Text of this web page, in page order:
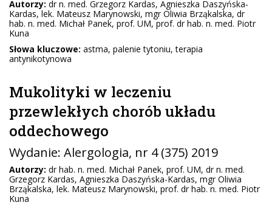
Autorzy: dr n. med. Grzegorz Kardas, Agnieszka Daszyńska-
Kardas, lek. Mateusz Marynowski, mgr Oliwia Brząkalska, dr
hab. n. med. Michał Panek, prof. UM, prof. dr hab. n. med. Piotr
Kuna
Słowa kluczowe: astma, palenie tytoniu, terapia
antynikotynowa
Mukolityki w leczeniu
przewlekłych chorób układu
oddechowego
Wydanie: Alergologia, nr 4 (375) 2019
Autorzy: dr hab. n. med. Michał Panek, prof. UM, dr n. med.
Grzegorz Kardas, Agnieszka Daszyńska-Kardas, mgr Oliwia
Brząkalska, lek. Mateusz Marynowski, prof. dr hab. n. med. Piotr
Kuna